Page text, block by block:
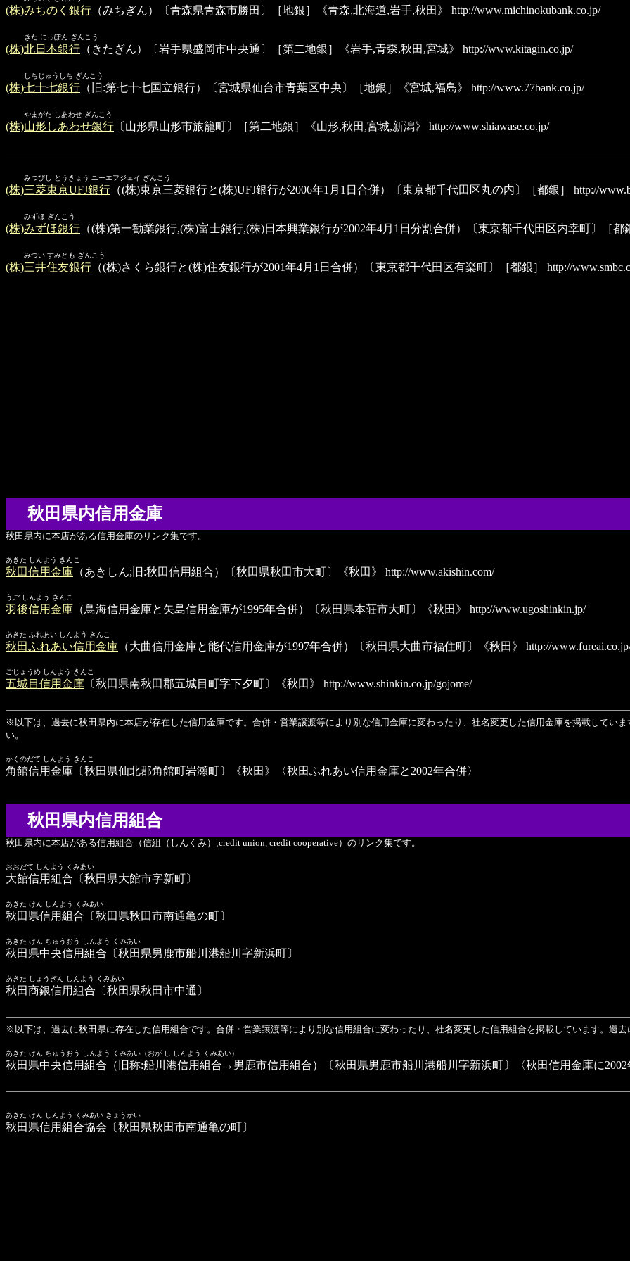
(株)みちのく銀行 （みちぎん）〔青森県青森市勝田〕［地銀］《青森,北海道,岩手,秋田》 http://www.michinokubank.co.jp/
きた にっぽん ぎんこう
(株)北日本銀行 （きたぎん）〔岩手県盛岡市中央通〕［第二地銀］《岩手,青森,秋田,宮城》 http://www.kitagin.co.jp/
しちじゅうしち ぎんこう
(株)七十七銀行 （旧:第七十七国立銀行）〔宮城県仙台市青葉区中央〕［地銀］《宮城,福島》 http://www.77bank.co.jp/
やまがた しあわせ ぎんこう
(株)山形しあわせ銀行 〔山形県山形市旅籠町〕［第二地銀］《山形,秋田,宮城,新潟》 http://www.shiawase.co.jp/
みつびし とうきょう ユーエフジェイ ぎんこう
(株)三菱東京UFJ銀行 （(株)東京三菱銀行と(株)UFJ銀行が2006年1月1日合併）〔東京都千代田区丸の内〕［都銀］ http://
みずほ ぎんこう
(株)みずほ銀行 （(株)第一勧業銀行,(株)富士銀行,(株)日本興業銀行が2002年4月1日分割合併）〔東京都千代田区内幸町〕［都
みつい すみとも ぎんこう
(株)三井住友銀行 （(株)さくら銀行と(株)住友銀行が2001年4月1日合併）〔東京都千代田区有楽町〕［都銀］ http://
秋田県内信用金庫
秋田県内に本店がある信用金庫のリンク集です。
あきた しんよう きんこ
秋田信用金庫 （あきしん;旧:秋田信用組合）〔秋田県秋田市大町〕《秋田》 http://www.akishin.com/
うご しんよう きんこ
羽後信用金庫 （鳥海信用金庫と矢島信用金庫が1995年合併）〔秋田県本荘市大町〕《秋田》 http://www.ugoshinkin.jp/
あきた ふれあい しんよう きんこ
秋田ふれあい信用金庫 （大曲信用金庫と能代信用金庫が1997年合併）〔秋田県大曲市福住町〕《秋田》 http://
ごじょうめ しんよう きんこ
五城目信用金庫 〔秋田県南秋田郡五城目町字下夕町〕《秋田》 http://www.shinkin.co.jp/gojome/
※以下は、過去に秋田県内に本店が存在した信用金庫です。合併・営業譲渡等により別な信用金庫に変わったり、社名変更した信用金庫を掲載してい
い。
かくのだて しんよう きんこ
角館信用金庫 〔秋田県仙北郡角館町岩瀬町〕《秋田》〈秋田ふれあい信用金庫と2002年合併〉
秋田県内信用組合
秋田県内に本店がある信用組合（信組（しんくみ）;credit union, credit cooperative）のリンク集です。
おおだて しんよう くみあい
大館信用組合 〔秋田県大館市字新町〕
あきた けん しんよう くみあい
秋田県信用組合 〔秋田県秋田市南通亀の町〕
あきた けん ちゅうおう しんよう くみあい
秋田県中央信用組合 〔秋田県男鹿市船川港船川字新浜町〕
あきた しょうぎん しんよう くみあい
秋田商銀信用組合 〔秋田県秋田市中通〕
※以下は、過去に秋田県に存在した信用組合です。合併・営業譲渡等により別な信用組合に変わったり、社名変更した信用組合を掲載しています。過
あきた けん ちゅうおう しんよう くみあい（おが し しんよう くみあい）
秋田県中央信用組合 （旧称:船川港信用組合→男鹿市信用組合）〔秋田県男鹿市船川港船川字新浜町〕〈秋田信用金庫に
あきた けん しんよう くみあい きょうかい
秋田県信用組合協会 〔秋田県秋田市南通亀の町〕